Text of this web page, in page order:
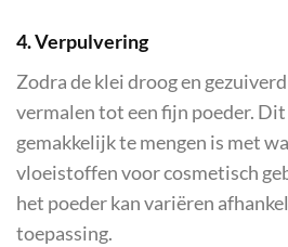
4. Verpulvering
Zodra de klei droog en
vermalen tot een fijn poeder.
gemakkelijk te mengen is met
vloeistoffen voor cosmetisch
het poeder kan variëren
toepassing.